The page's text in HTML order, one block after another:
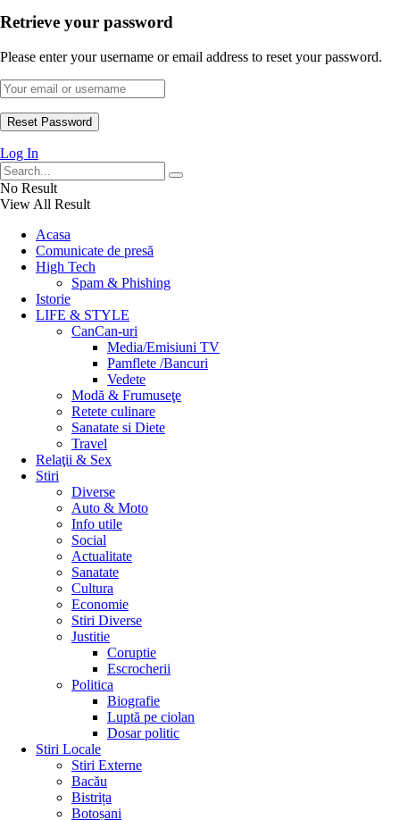
Retrieve your password
Please enter your username or email address to reset your password.
Log In
No Result
View All Result
Acasa
Comunicate de presă
High Tech
Spam & Phishing
Istorie
LIFE & STYLE
CanCan-uri
Media/Emisiuni TV
Pamflete /Bancuri
Vedete
Modă & Frumuseţe
Retete culinare
Sanatate si Diete
Travel
Relaţii & Sex
Stiri
Diverse
Auto & Moto
Info utile
Social
Actualitate
Sanatate
Cultura
Economie
Stiri Diverse
Justitie
Coruptie
Escrocherii
Politica
Biografie
Luptă pe ciolan
Dosar politic
Stiri Locale
Stiri Externe
Bacău
Bistrița
Botoșani